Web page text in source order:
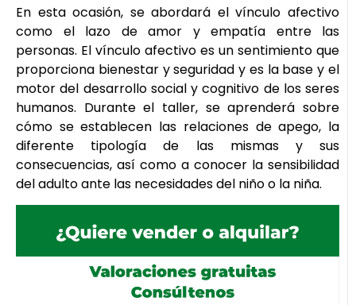
En esta ocasión, se abordará el vínculo afectivo
como el lazo de amor y empatía entre las
personas. El vínculo afectivo es un sentimiento que
proporciona bienestar y seguridad y es la base y el
motor del desarrollo social y cognitivo de los seres
humanos. Durante el taller, se aprenderá sobre
cómo se establecen las relaciones de apego, la
diferente tipología de las mismas y sus
consecuencias, así como a conocer la sensibilidad
del adulto ante las necesidades del niño o la niña.